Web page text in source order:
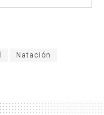
Natación